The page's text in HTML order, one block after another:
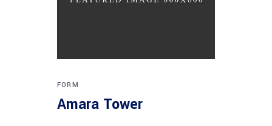
FORM
Amara Tower